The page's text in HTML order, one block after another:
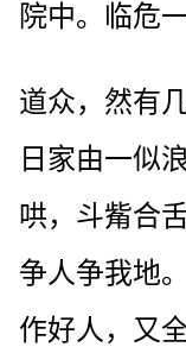
院中。临危
道众，然有
日家由一似
哄，斗觜合
争人争我地
作好人，又